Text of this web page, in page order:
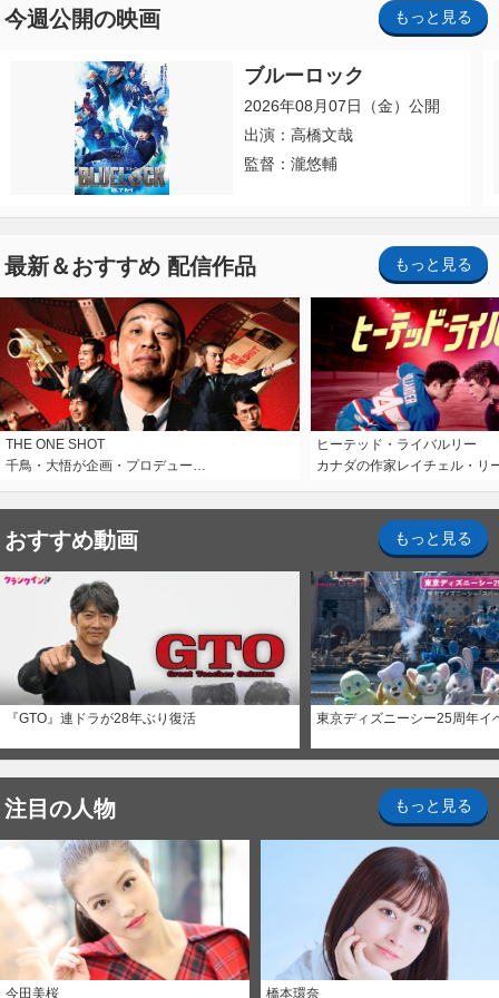
今週公開の映画 もっと見る
ブルーロック
2026年08月07日（金）公開
出演：高橋文哉
監督：瀧悠輔
最新＆おすすめ 配信作品 もっと見る
THE ONE SHOT
千鳥・大悟が企画・プロデュー…
ヒーテッド・ライバルリー
カナダの作家レイチェル・リ
おすすめ動画 もっと見る
『GTO』連ドラが28年ぶり復活 東京ディズニーシー25周年イ
注目の人物 もっと見る
今田美桜 橋本環奈